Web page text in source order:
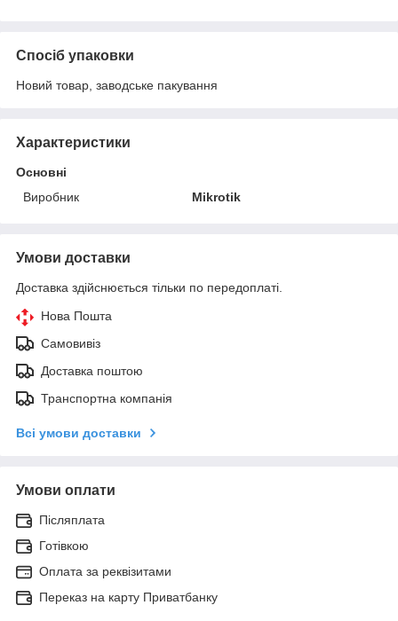
Спосіб упаковки
Новий товар, заводське пакування
Характеристики
Основні
Виробник
Mikrotik
Умови доставки
Доставка здійснюється тільки по передоплаті.
Нова Пошта
Самовивіз
Доставка поштою
Транспортна компанія
Всі умови доставки
Умови оплати
Післяплата
Готівкою
Оплата за реквізитами
Переказ на карту Приватбанку